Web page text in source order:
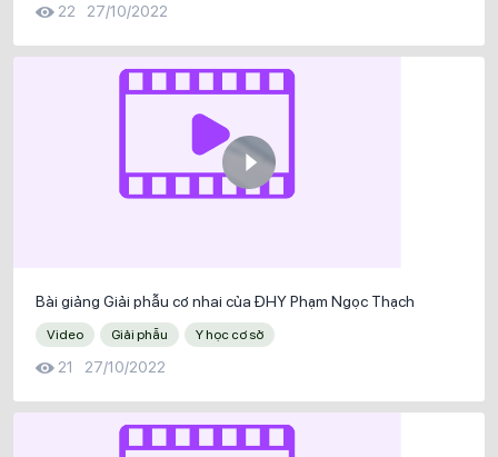
22 27/10/2022
Bài giảng Giải phẫu cơ nhai của ĐHY Phạm Ngọc Thạch
Video Giải phẫu Y học cơ sở
21 27/10/2022